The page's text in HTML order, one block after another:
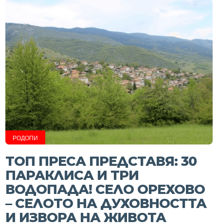
РОДОПИ
ТОП ПРЕСА ПРЕДСТАВЯ: 30
ПАРАКЛИСА И ТРИ
ВОДОПАДА! СЕЛО ОРЕХОВО
– СЕЛОТО НА ДУХОВНОСТТА
И ИЗВОРА НА ЖИВОТА